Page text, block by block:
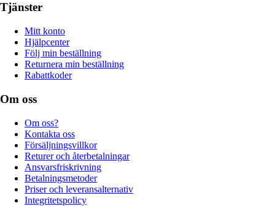
Tjänster
Mitt konto
Hjälpcenter
Följ min beställning
Returnera min beställning
Rabattkoder
Om oss
Om oss?
Kontakta oss
Försäljningsvillkor
Returer och återbetalningar
Ansvarsfriskrivning
Betalningsmetoder
Priser och leveransalternativ
Integritetspolicy